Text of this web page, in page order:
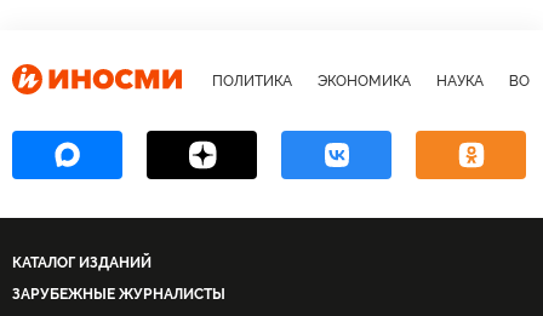
ПОЛИТИКА ЭКОНОМИКА НАУКА
КАТАЛОГ ИЗДАНИЙ
ЗАРУБЕЖНЫЕ ЖУРНАЛИСТЫ